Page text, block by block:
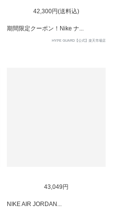
42,300円(送料込)
期間限定クーポン！Nike ナ...
HYPE GUARD【公式】楽天市場店
43,049円
NIKE AIR JORDAN...